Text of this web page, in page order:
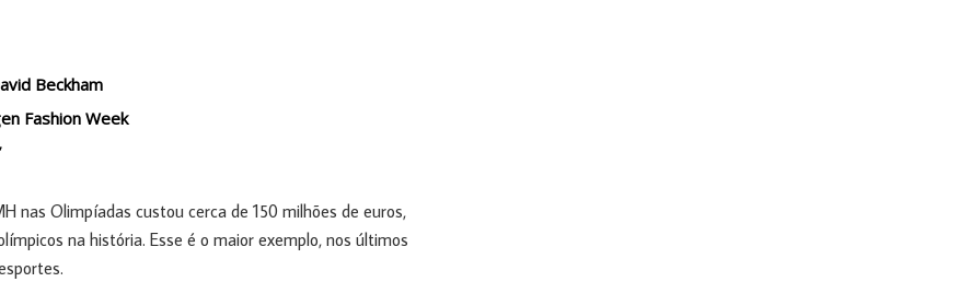
Beckham
Fashion Week
nas Olimpíadas custou cerca de 150 milhões de euros,
na história. Esse é o maior exemplo, nos últimos